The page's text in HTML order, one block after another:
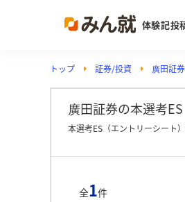
体験記投
トップ 証券/投資 廣田証
廣田証券の本選考
本選考ES（エントリーシート
全1件